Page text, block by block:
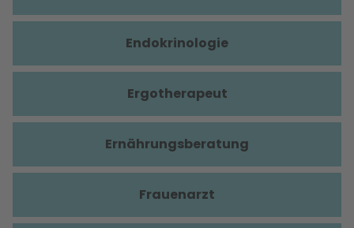
Endokrinologie
Ergotherapeut
Ernährungsberatung
Frauenarzt